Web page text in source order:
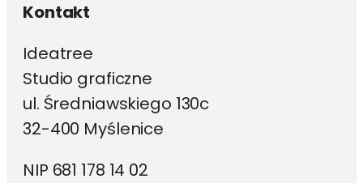
Kontakt
Ideatree
Studio graficzne
ul. Średniawskiego 130c
32-400 Myślenice
NIP 681 178 14 02